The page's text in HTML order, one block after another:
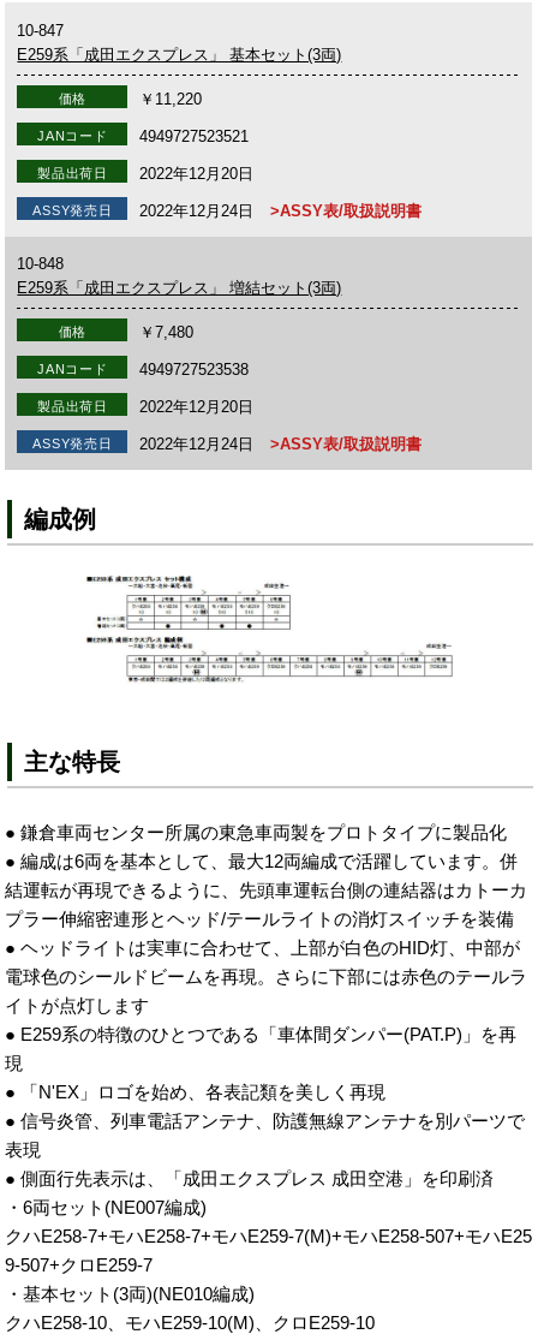
10-847
E259系「成田エクスプレス」 基本セット(3両)
価格 ￥11,220
JANコード 4949727523521
製品出荷日 2022年12月20日
ASSY発売日 2022年12月24日 >ASSY表/取扱説明書
10-848
E259系「成田エクスプレス」 増結セット(3両)
価格 ￥7,480
JANコード 4949727523538
製品出荷日 2022年12月20日
ASSY発売日 2022年12月24日 >ASSY表/取扱説明書
編成例
主な特長
● 鎌倉車両センター所属の東急車両製をプロトタイプに製品化
● 編成は6両を基本として、最大12両編成で活躍しています。併
結運転が再現できるように、先頭車運転台側の連結器はカトーカ
プラー伸縮密連形とヘッド/テールライトの消灯スイッチを装備
● ヘッドライトは実車に合わせて、上部が白色のHID灯、中部が
電球色のシールドビームを再現。さらに下部には赤色のテールラ
イトが点灯します
● E259系の特徴のひとつである「車体間ダンパー(PAT.P)」を再
現
● 「N'EX」ロゴを始め、各表記類を美しく再現
● 信号炎管、列車電話アンテナ、防護無線アンテナを別パーツで
表現
● 側面行先表示は、「成田エクスプレス 成田空港」を印刷済
・6両セット(NE007編成)
クハE258-7+モハE258-7+モハE259-7(M)+モハE258-507+モハE25
9-507+クロE259-7
・基本セット(3両)(NE010編成)
クハE258-10、モハE259-10(M)、クロE259-10